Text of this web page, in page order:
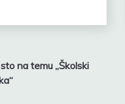
na temu „Školski